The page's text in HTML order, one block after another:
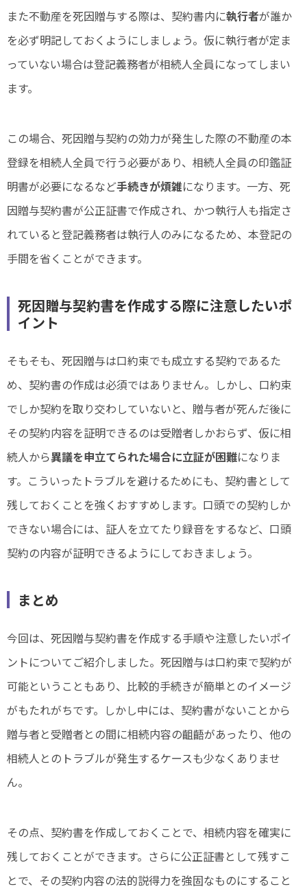
また不動産を死因贈与する際は、契約書内に執行者が誰か
を必ず明記しておくようにしましょう。仮に執行者が定ま
っていない場合は登記義務者が相続人全員になってしまい
ます。
この場合、死因贈与契約の効力が発生した際の不動産の本
登録を相続人全員で行う必要があり、相続人全員の印鑑証
明書が必要になるなど手続きが煩雑になります。一方、死
因贈与契約書が公正証書で作成され、かつ執行人も指定さ
れていると登記義務者は執行人のみになるため、本登記の
手間を省くことができます。
死因贈与契約書を作成する際に注意したいポ
イント
そもそも、死因贈与は口約束でも成立する契約であるた
め、契約書の作成は必須ではありません。しかし、口約束
でしか契約を取り交わしていないと、贈与者が死んだ後に
その契約内容を証明できるのは受贈者しかおらず、仮に相
続人から異議を申立てられた場合に立証が困難になりま
す。こういったトラブルを避けるためにも、契約書として
残しておくことを強くおすすめします。口頭での契約しか
できない場合には、証人を立てたり録音をするなど、口頭
契約の内容が証明できるようにしておきましょう。
まとめ
今回は、死因贈与契約書を作成する手順や注意したいポイ
ントについてご紹介しました。死因贈与は口約束で契約が
可能ということもあり、比較的手続きが簡単とのイメージ
がもたれがちです。しかし中には、契約書がないことから
贈与者と受贈者との間に相続内容の齟齬があったり、他の
相続人とのトラブルが発生するケースも少なくありませ
ん。
その点、契約書を作成しておくことで、相続内容を確実に
残しておくことができます。さらに公正証書として残すこ
とで、その契約内容の法的説得力を強固なものにすること